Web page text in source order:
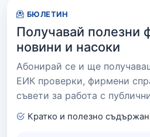
БЮЛЕТИН
Получавай полезни
новини и насоки
Абонирай се и ще
ЕИК проверки, фирмени
съвети за работа с
Кратко и полезно